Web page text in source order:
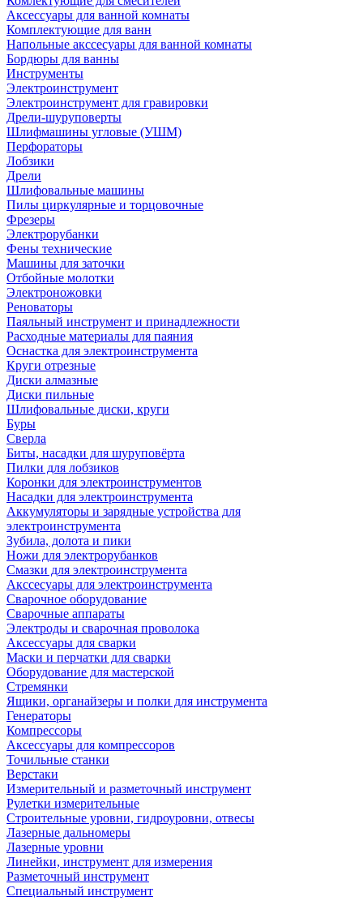
Аксессуары для ванной комнаты
Комплектующие для ванн
Напольные акссесуары для ванной комнаты
Бордюры для ванны
Инструменты
Электроинструмент
Электроинструмент для гравировки
Дрели-шуруповерты
Шлифмашины угловые (УШМ)
Перфораторы
Лобзики
Дрели
Шлифовальные машины
Пилы циркулярные и торцовочные
Фрезеры
Электрорубанки
Фены технические
Машины для заточки
Отбойные молотки
Электроножовки
Реноваторы
Паяльный инструмент и принадлежности
Расходные материалы для паяния
Оснастка для электроинструмента
Круги отрезные
Диски алмазные
Диски пильные
Шлифовальные диски, круги
Буры
Сверла
Биты, насадки для шуруповёрта
Пилки для лобзиков
Коронки для электроинструментов
Насадки для электроинструмента
Аккумуляторы и зарядные устройства для
электроинструмента
Зубила, долота и пики
Ножи для электрорубанков
Смазки для электроинструмента
Акссесуары для электроинструмента
Сварочное оборудование
Сварочные аппараты
Электроды и сварочная проволока
Аксессуары для сварки
Маски и перчатки для сварки
Оборудование для мастерской
Стремянки
Ящики, органайзеры и полки для инструмента
Генераторы
Компрессоры
Аксессуары для компрессоров
Точильные станки
Верстаки
Измерительный и разметочный инструмент
Рулетки измерительные
Строительные уровни, гидроуровни, отвесы
Лазерные дальномеры
Лазерные уровни
Линейки, инструмент для измерения
Разметочный инструмент
Специальный инструмент